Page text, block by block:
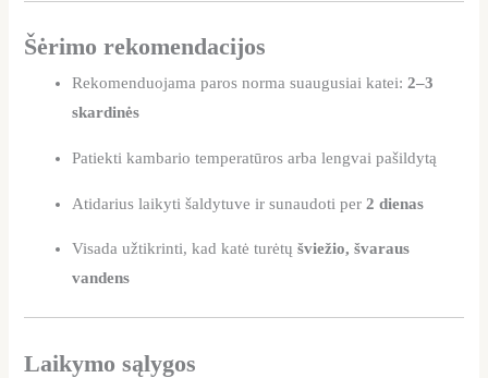
Šėrimo rekomendacijos
Rekomenduojama paros norma suaugusiai katei:2–3
skardinės
Patiekti kambario temperatūros arba lengvai pašildytą
Atidarius laikyti šaldytuve ir sunaudoti per2 dienas
Visada užtikrinti, kad katė turėtųšviežio, švaraus
vandens
Laikymo sąlygos